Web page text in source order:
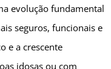
evolução fundamental
seguros, funcionais e
e a crescente
idosas ou com